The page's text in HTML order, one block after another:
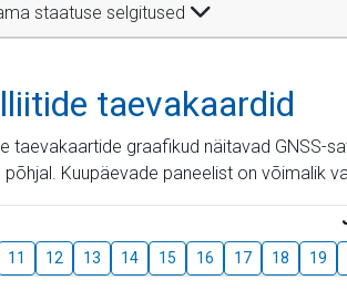
staatuse selgitused
taevakaardid
taevakaartide graafikud näitavad GNSS-
Kuupäevade paneelist on võimalik
11 12 13 14 15 16 17 18 19